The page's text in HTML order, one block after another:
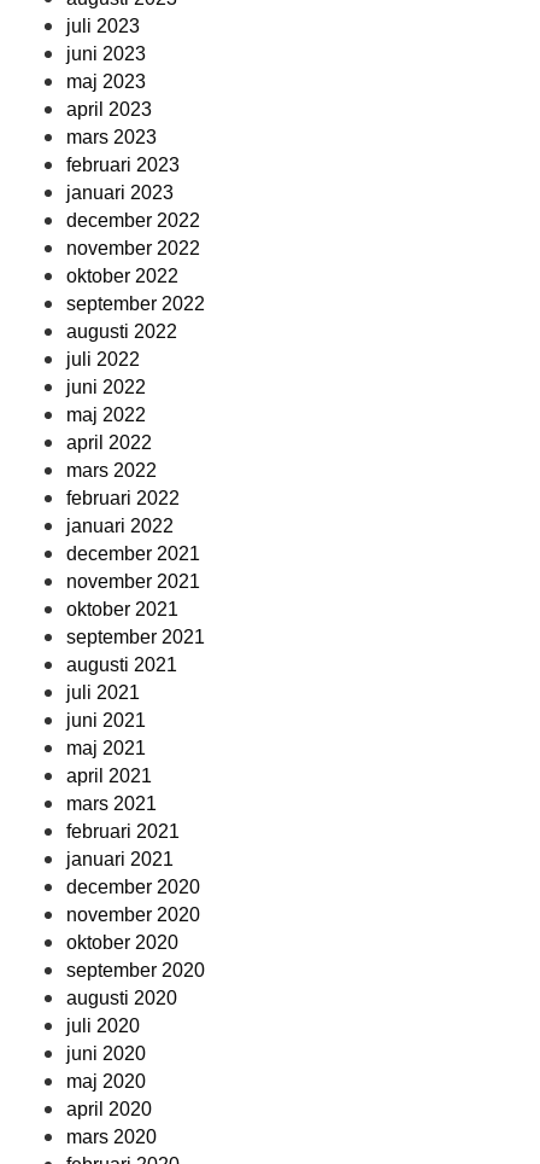
juli 2023
juni 2023
maj 2023
april 2023
mars 2023
februari 2023
januari 2023
december 2022
november 2022
oktober 2022
september 2022
augusti 2022
juli 2022
juni 2022
maj 2022
april 2022
mars 2022
februari 2022
januari 2022
december 2021
november 2021
oktober 2021
september 2021
augusti 2021
juli 2021
juni 2021
maj 2021
april 2021
mars 2021
februari 2021
januari 2021
december 2020
november 2020
oktober 2020
september 2020
augusti 2020
juli 2020
juni 2020
maj 2020
april 2020
mars 2020